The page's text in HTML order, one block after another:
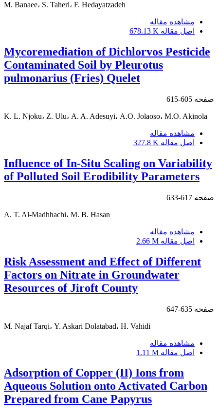
M. Banaee، S. Taheri، F. Hedayatzadeh
مشاهده مقاله
اصل مقاله 678.13 K
Mycoremediation of Dichlorvos Pesticide
Contaminated Soil by Pleurotus
pulmonarius (Fries) Quelet
صفحه 605-615
K. L. Njoku، Z. Ulu، A. A. Adesuyi، A.O. Jolaoso، M.O. Akinola
مشاهده مقاله
اصل مقاله 327.8 K
Influence of In-Situ Scaling on Variability
of Polluted Soil Erodibility Parameters
صفحه 617-633
A. T. Al-Madhhachi، M. B. Hasan
مشاهده مقاله
اصل مقاله 2.66 M
Risk Assessment and Effect of Different
Factors on Nitrate in Groundwater
Resources of Jiroft County
صفحه 635-647
M. Najaf Tarqi، Y. Askari Dolatabad، H. Vahidi
مشاهده مقاله
اصل مقاله 1.11 M
Adsorption of Copper (II) Ions from
Aqueous Solution onto Activated Carbon
Prepared from Cane Papyrus